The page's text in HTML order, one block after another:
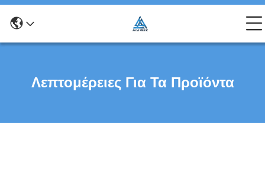
Λεπτομέρειες Για Τα Προϊόντα